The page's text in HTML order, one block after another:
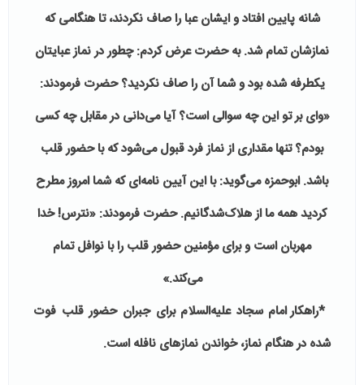
شانه پایین افتاد و ایشان عبا را صاف نکردند، تا هنگامی که
نمازشان تمام شد. به حضرت عرض کردم: چطور در نماز عبایتان
یکطرفه شده بود و شما آن را صاف نکردید؟ حضرت فرمودند:
«وای بر تو این چه سوالی است؟ آیا می‌دانی در مقابل چه کسی
بودم؟ تنها مقداری از نماز فرد قبول می‌شود که با حضور قلب
باشد. ابوحمزه می‌گوید: با این آیین نامه‌ای که شما امروز مطرح
کردید همه ما از هلاک‌شدگانیم. حضرت فرمودند: «نترس! خدا
مهربان است و برای مؤمنین حضور قلب را با نوافل تمام
می‌کند.»
*راهکار امام سجاد علیه‌السلام برای جبران حضور قلب فوت
شده در هنگام نماز، خواندن نمازهای نافله است.